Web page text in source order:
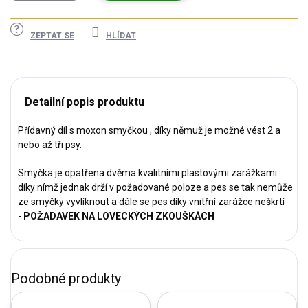
ZEPTAT SE HLÍDAT
Detailní popis produktu
Přídavný díl s moxon smyčkou , díky němuž je možné vést 2 a
nebo až tři psy.
Smyčka je opatřena dvěma kvalitními plastovými zarážkami
díky nímž jednak drží v požadované poloze a pes se tak nemůže
ze smyčky vyvlíknout a dále se pes díky vnitřní zarážce neškrtí
- POŽADAVEK NA LOVECKÝCH ZKOUŠKÁCH